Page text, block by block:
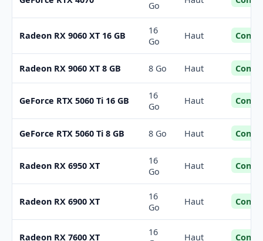
Go
Radeon RX 9060 XT 16 GB
16
Go
Haut
Radeon RX 9060 XT 8 GB 8 Go Haut
GeForce RTX 5060 Ti 16 GB
16
Go
Haut
GeForce RTX 5060 Ti 8 GB 8 Go Haut
Radeon RX 6950 XT
16
Go
Haut
Radeon RX 6900 XT
16
Go
Haut
Radeon RX 7600 XT
16
Haut